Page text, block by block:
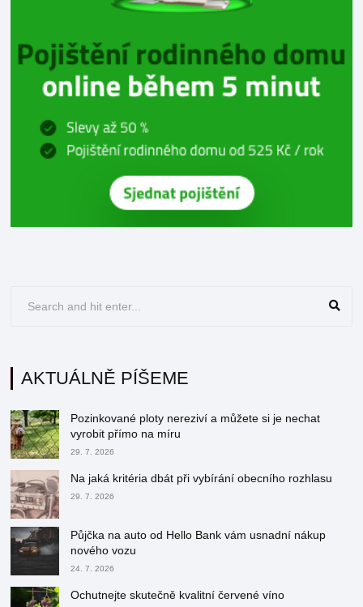
AKTUÁLNĚ PÍŠEME
Pozinkované ploty nereziví a můžete si je nechat
vyrobit přímo na míru
29. 7. 2026
Na jaká kritéria dbát při vybírání obecního rozhlasu
29. 7. 2026
Půjčka na auto od Hello Bank vám usnadní nákup
nového vozu
24. 7. 2026
Ochutnejte skutečně kvalitní červené víno